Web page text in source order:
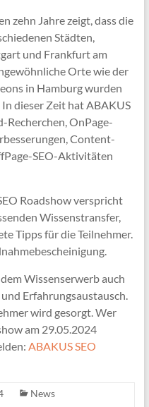
zehn Jahre zeigt, dass die
Städten,
und Frankfurt am
Orte wie der
in Hamburg wurden
dieser Zeit hat ABAKUS
Recherchen, OnPage-
Content-
SEO-Aktivitäten
Roadshow verspricht
Wissenstransfer,
Tipps für die Teilnehmer.
Wissenserwerb auch
Erfahrungsaustausch.
wird gesorgt. Wer
am 29.05.2024
ABAKUS SEO
News